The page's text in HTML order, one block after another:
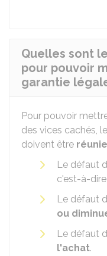
Quelles sont
pour pouvoir
garantie
Pour pouvoir
des vices cachés,
doivent être
Le défaut
c'est-à-
Le défaut
ou
Le défaut
l'achat.